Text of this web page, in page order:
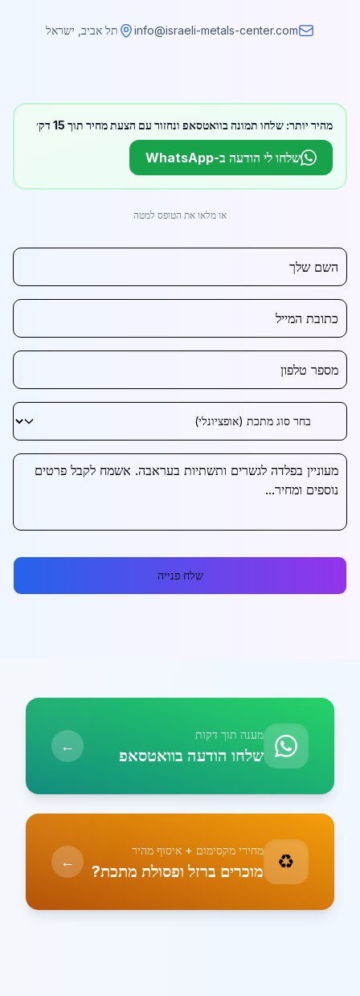
info@israeli-metals-center.com תל אביב, ישראל
מהיר יותר: שלחו תמונה בוואטסאפ ונחזור עם הצעת מחיר תוך 15 דק׳
שלחו לי הודעה ב-WhatsApp
או מלאו את הטופס למטה
שלח פנייה
מענה תוך דקות
שלחו הודעה בוואטסאפ ←
♻️ מחירי מקסימום + איסוף מהיר
מוכרים ברזל ופסולת מתכת? ←